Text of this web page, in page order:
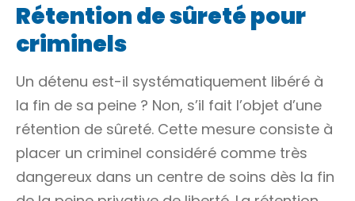
Rétention de sûreté pour
criminels
Un détenu est-il systématiquement libéré à
la fin de sa peine ? Non, s’il fait l’objet d’une
rétention de sûreté. Cette mesure consiste à
placer un criminel considéré comme très
dangereux dans un centre de soins dès la fin